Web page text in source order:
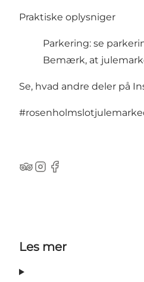
Praktiske oplysniger
Parkering: se
Bemærk, at
Se, hvad andre deler på
TripAdvisor
Instagram
Facebook
Les mer